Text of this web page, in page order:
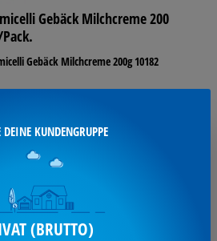
Gebäck Milchcreme 200
Gebäck Milchcreme 200g 10182
4,80 €* je Pack / inkl. MwSt
pro 1 Kilogramm 24,00 € )
KUNDENGRUPPE
(BRUTTO)